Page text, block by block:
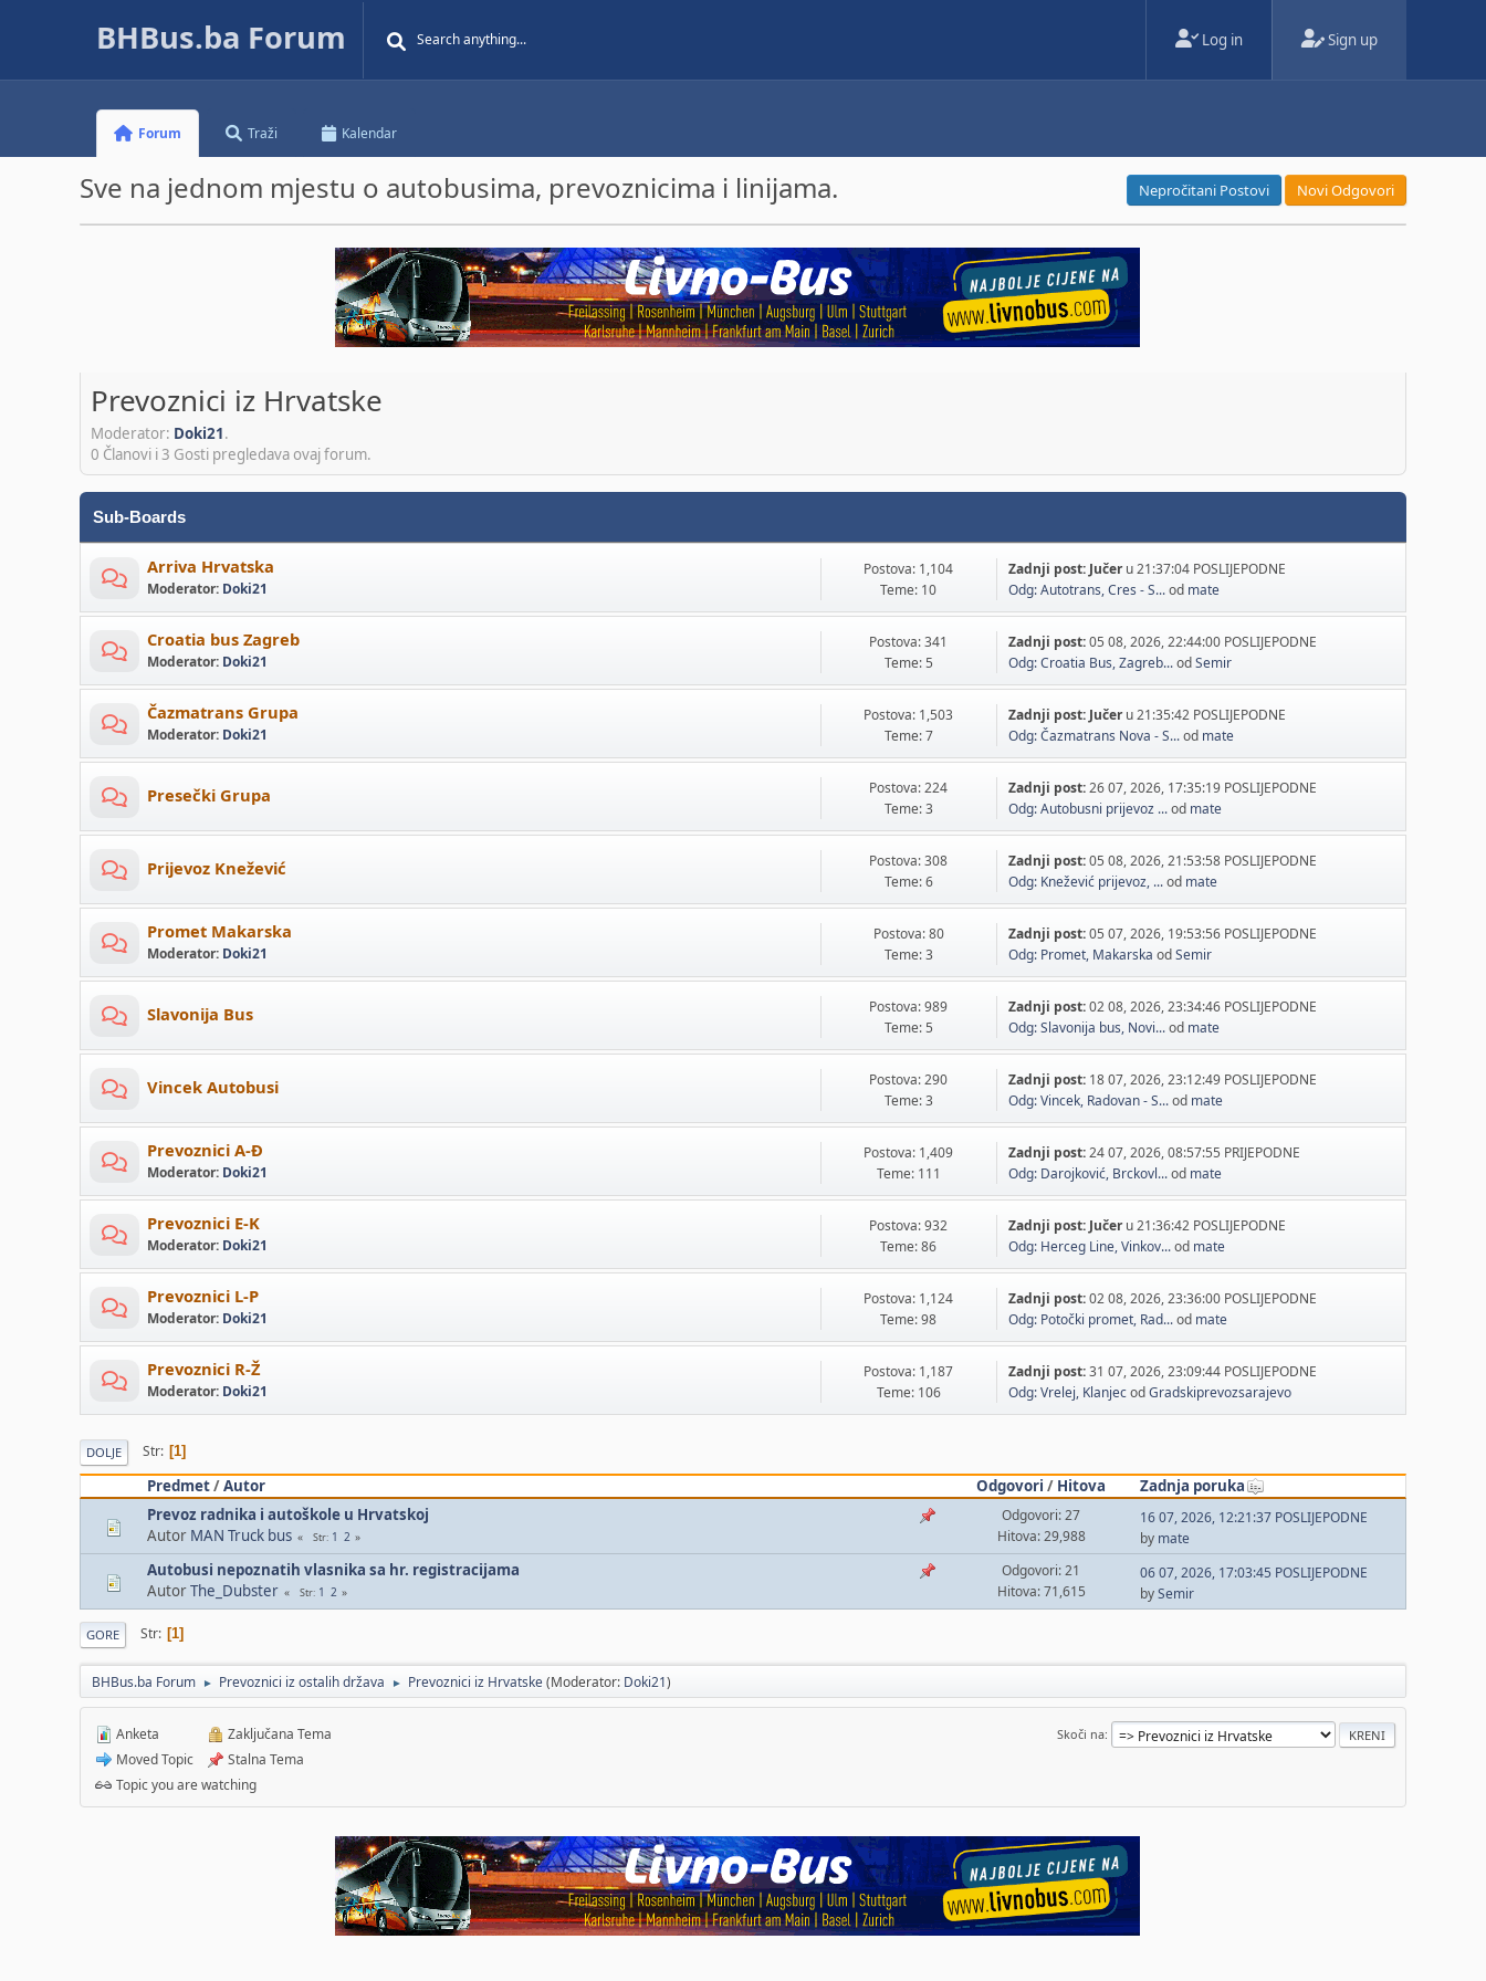
BHBus.ba Forum Log in Sign up
Forum Traži Kalendar
Sve na jednom mjestu o autobusima, prevoznicima i linijama. Nepročitani Postovi Novi Odgovori
Prevoznici iz Hrvatske
Moderator: Doki21.
0 Članovi i 3 Gosti pregledava ovaj forum.
Sub-Boards
Arriva Hrvatska
Moderator: Doki21
Postova: 1,104
Teme: 10
Zadnji post: Jučeru 21:37:04 POSLIJEPODNE
Odg: Autotrans, Cres - S...od mate
Croatia bus Zagreb
Moderator: Doki21
Postova: 341
Teme: 5
Zadnji post:05 08, 2026, 22:44:00 POSLIJEPODNE
Odg: Croatia Bus, Zagreb...odSemir
Čazmatrans Grupa
Moderator: Doki21
Postova: 1,503
Teme: 7
Zadnji post: Jučeru 21:35:42 POSLIJEPODNE
Odg: Čazmatrans Nova - S...od mate
Presečki Grupa
Postova: 224
Teme: 3
Zadnji post:26 07, 2026, 17:35:19 POSLIJEPODNE
Odg: Autobusni prijevoz ...od mate
Prijevoz Knežević
Postova: 308
Teme: 6
Zadnji post:05 08, 2026, 21:53:58 POSLIJEPODNE
Odg: Knežević prijevoz, ...od mate
Promet Makarska
Moderator: Doki21
Postova: 80
Teme: 3
Zadnji post:05 07, 2026, 19:53:56 POSLIJEPODNE
Odg: Promet, Makarska odSemir
Slavonija Bus
Postova: 989
Teme: 5
Zadnji post:02 08, 2026, 23:34:46 POSLIJEPODNE
Odg: Slavonija bus, Novi...od mate
Vincek Autobusi
Postova: 290
Teme: 3
Zadnji post: 18 07, 2026, 23:12:49 POSLIJEPODNE
Odg: Vincek, Radovan - S...od mate
Prevoznici A-Đ
Moderator: Doki21
Postova: 1,409
Teme: 111
Zadnji post:24 07, 2026, 08:57:55 PRIJEPODNE
Odg: Darojković, Brckovl...od mate
Prevoznici E-K
Moderator: Doki21
Postova: 932
Teme: 86
Zadnji post: Jučeru 21:36:42 POSLIJEPODNE
Odg: Herceg Line, Vinkov...od mate
Prevoznici L-P
Moderator: Doki21
Postova: 1,124
Teme: 98
Zadnji post:02 08, 2026, 23:36:00 POSLIJEPODNE
Odg: Potočki promet, Rad...od mate
Prevoznici R-Ž
Moderator: Doki21
Postova: 1,187
Teme: 106
Zadnji post:31 07, 2026, 23:09:44 POSLIJEPODNE
Odg: Vrelej, KlanjecodGradskiprevozsarajevo
DOLJE Str 1
Predmet/Autor Odgovori / Hitova
Zadnja poruka
Prevoz radnika i autoškole u Hrvatskoj
Autor MAN Truck bus Str 1 2
Odgovori: 27
Hitova: 29,988
16 07, 2026, 12:21:37 POSLIJEPODNE
by mate
Autobusi nepoznatih vlasnika sa hr. registracijama
AutorThe_Dubster Str 1 2
Odgovori: 21
Hitova: 71,615
06 07, 2026, 17:03:45 POSLIJEPODNE
bySemir
GORE Str 1
BHBus.ba Forum ► Prevoznici iz ostalih država ► Prevoznici iz Hrvatske(Moderator: Doki21)
Skoči na
Anketa
Moved Topic
Zaključana Tema
Stalna Tema
Topic you are watching